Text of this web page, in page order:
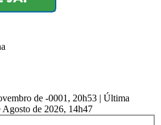
de -0001, 20h53 | Última
Agosto de 2026, 14h47